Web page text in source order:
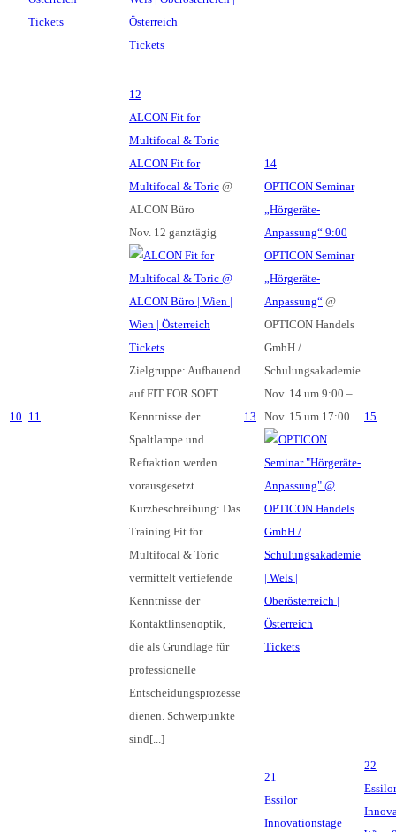
Tickets
Tickets
10 11
12
ALCON Fit for
Multifocal & Toric
ALCON Fit for
Multifocal & Toric @
ALCON Büro
Nov. 12 ganztägig
Tickets
Zielgruppe: Aufbauend
auf FIT FOR SOFT.
Kenntnisse der
Spaltlampe und
Refraktion werden
vorausgesetzt
Kurzbeschreibung: Das
Training Fit for
Multifocal & Toric
vermittelt vertiefende
Kenntnisse der
Kontaktlinsenoptik,
die als Grundlage für
professionelle
Entscheidungsprozesse
dienen. Schwerpunkte
sind[...]
13
14
OPTICON Seminar
„Hörgeräte-
Anpassung“ 9:00
OPTICON Seminar
„Hörgeräte-
Anpassung“ @
OPTICON Handels
GmbH /
Schulungsakademie
Nov. 14 um 9:00 –
Nov. 15 um 17:00
Tickets
15
21
Essilor
Innovationstage
22
Essilor